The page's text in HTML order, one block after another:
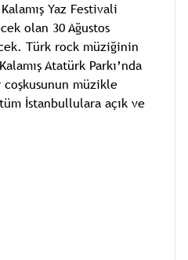
Yaz Festivali
olan 30 Ağustos
Türk rock müziğinin
Atatürk Parkı’nda
coşkusunun müzikle
İstanbullulara açık ve